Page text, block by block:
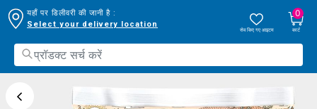
यहाँ पर डिलीवरी की जानी है :
Select your delivery location
सेव किए गए आइटम
0
कार्ट